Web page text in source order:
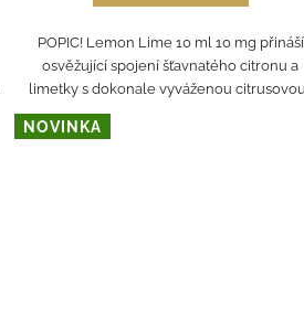
POPIC! Lemon Lime 10 ml 10 mg přináší
osvěžující spojení šťavnatého citronu a
limetky s dokonale vyváženou
NOVINKA